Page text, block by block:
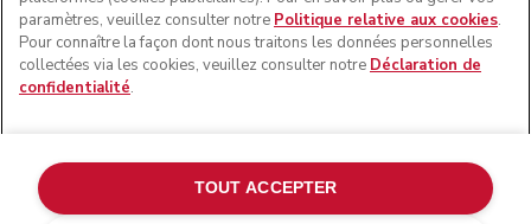
© KitchenAid 2026 - Tous droits réservés. KitchenAid et la
forme du robot pâtissier multifonction sont des marques
commerciales aux États-Unis et ailleurs.
Politique en matière de cookies
Autres pays
Résolution des litiges en ligne
paramètres, veuillez consulter notre Politique relative aux cookies.
Pour connaître la façon dont nous traitons les données personnelles
collectées via les cookies, veuillez consulter notre Déclaration de
confidentialité.
TOUT ACCEPTER